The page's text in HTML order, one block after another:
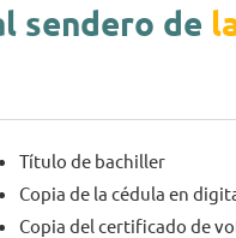
sendero de
Título de bachiller
Copia de la cédula en
Copia del certificado de